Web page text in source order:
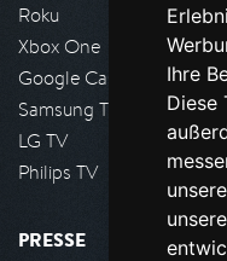
Ihre
Diese
Roku
Xbox One
Google Cast
Samsung TV
LG TV
Philips TV
PRESSE